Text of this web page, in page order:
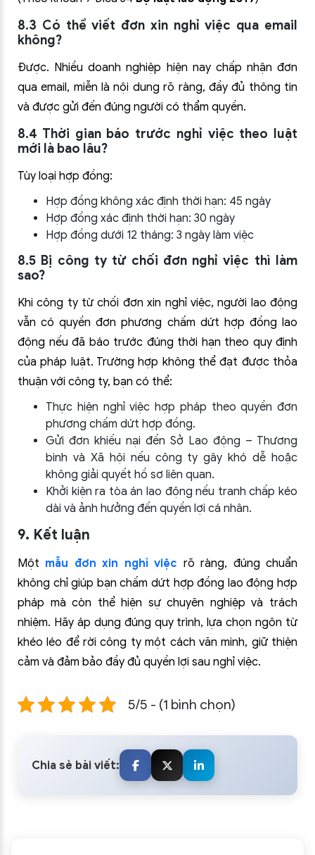
8.3 Có thể viết đơn xin nghỉ việc qua email
không?
Được. Nhiều doanh nghiệp hiện nay chấp nhận đơn
qua email, miễn là nội dung rõ ràng, đầy đủ thông tin
và được gửi đến đúng người có thẩm quyền.
8.4 Thời gian báo trước nghỉ việc theo luật
mới là bao lâu?
Tùy loại hợp đồng:
Hợp đồng không xác định thời hạn: 45 ngày
Hợp đồng xác định thời hạn: 30 ngày
Hợp đồng dưới 12 tháng: 3 ngày làm việc
8.5 Bị công ty từ chối đơn nghỉ việc thì làm
sao?
Khi công ty từ chối đơn xin nghỉ việc, người lao động
vẫn có quyền đơn phương chấm dứt hợp đồng lao
động nếu đã báo trước đúng thời hạn theo quy định
của pháp luật. Trường hợp không thể đạt được thỏa
thuận với công ty, bạn có thể:
Thực hiện nghỉ việc hợp pháp theo quyền đơn
phương chấm dứt hợp đồng.
Gửi đơn khiếu nại đến Sở Lao động – Thương
binh và Xã hội nếu công ty gây khó dễ hoặc
không giải quyết hồ sơ liên quan.
Khởi kiện ra tòa án lao động nếu tranh chấp kéo
dài và ảnh hưởng đến quyền lợi cá nhân.
9. Kết luận
Một mẫu đơn xin nghỉ việc rõ ràng, đúng chuẩn
không chỉ giúp bạn chấm dứt hợp đồng lao động hợp
pháp mà còn thể hiện sự chuyên nghiệp và trách
nhiệm. Hãy áp dụng đúng quy trình, lựa chọn ngôn từ
khéo léo để rời công ty một cách văn minh, giữ thiện
cảm và đảm bảo đầy đủ quyền lợi sau nghỉ việc.
5/5 - (1 bình chọn)
Chia sẻ bài viết: